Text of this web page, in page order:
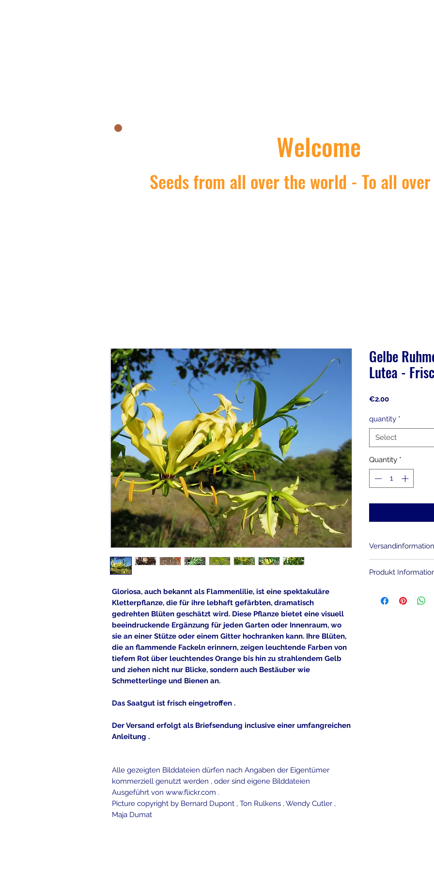
Welcome
Seeds from all over the world - To all
Gloriosa, auch bekannt als Flammenlilie, ist eine spektakuläre
Kletterpflanze, die für ihre lebhaft gefärbten, dramatisch
gedrehten Blüten geschätzt wird. Diese Pflanze bietet eine visuell
beeindruckende Ergänzung für jeden Garten oder Innenraum, wo
sie an einer Stütze oder einem Gitter hochranken kann. Ihre Blüten,
die an flammende Fackeln erinnern, zeigen leuchtende Farben von
tiefem Rot über leuchtendes Orange bis hin zu strahlendem Gelb
und ziehen nicht nur Blicke, sondern auch Bestäuber wie
Schmetterlinge und Bienen an.
Das Saatgut ist frisch eingetroffen .
Der Versand erfolgt als Briefsendung inclusive einer umfangreichen
Anleitung .
Alle gezeigten Bilddateien dürfen nach Angaben der Eigentümer
kommerziell genutzt werden , oder sind eigene Bilddateien
Ausgeführt von www.flickr.com .
Picture copyright by Bernard Dupont , Ton Rulkens , Wendy Cutler ,
Maja Dumat
Gelbe
Lutea -
€2.00Price
quantity *
Select
Quantity *
Euro reale
. Die
Bei mehreren
Produkt
Indien .